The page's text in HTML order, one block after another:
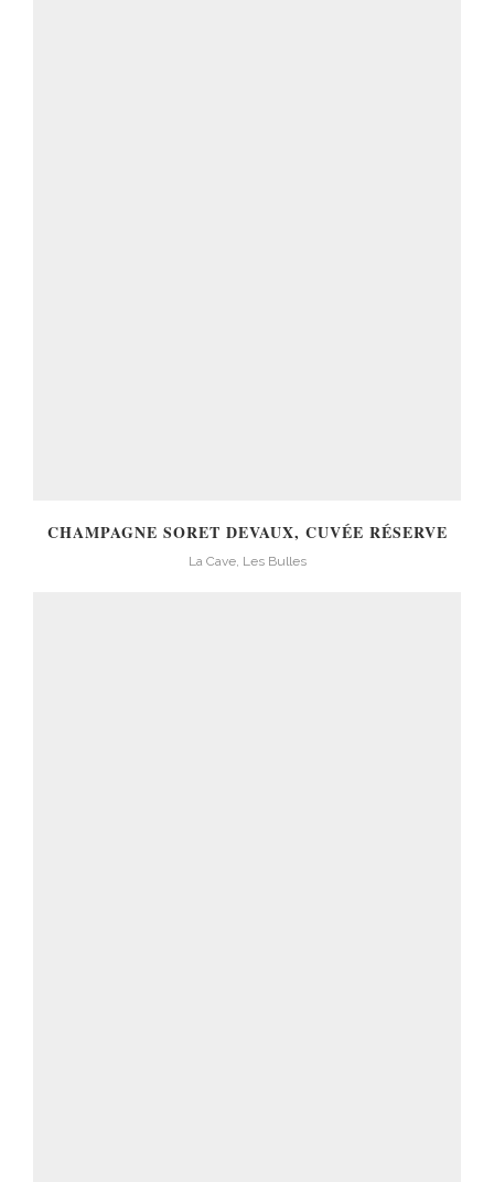
CHAMPAGNE SORET DEVAUX, CUVÉE RÉSERVE
La Cave, Les Bulles